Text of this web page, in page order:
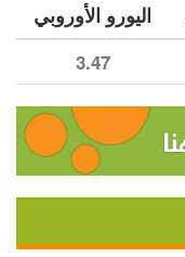
اليورو الأوروبي
3.47